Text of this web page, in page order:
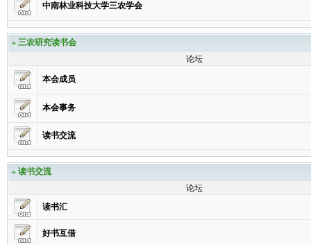
中南林业科技大学三农学会
» 三农研究读书会
论坛
本会成员
本会事务
读书交流
» 读书交流
论坛
读书汇
好书互借